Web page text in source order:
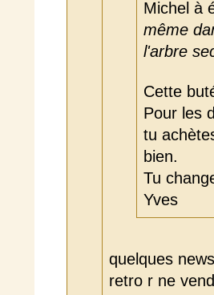
Michel à
même
l'arbre
Cette
Pour les
tu
bien.
Tu
Yves
quelques
retro r ne